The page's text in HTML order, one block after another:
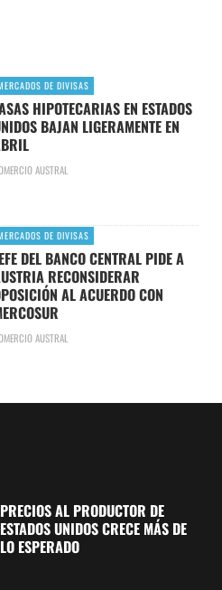
DE DIVISAS
HIPOTECARIAS EN ESTADOS
BAJAN LIGERAMENTE EN
AUSTRAL
DE DIVISAS
DEL BANCO CENTRAL PIDE A
RECONSIDERAR
AL ACUERDO CON
AUSTRAL
PRECIOS AL PRODUCTOR DE
ESTADOS UNIDOS CRECE MÁS DE
LO ESPERADO